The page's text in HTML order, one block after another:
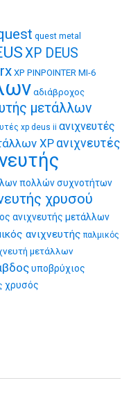
quest metal
XP DEUS
XP PINPOINTER MI-6
αδιάβροχος
μετάλλων
xp deus ii ανιχνευτές
XP ανιχνευτές
πολλών συχνοτήτων
χρυσού
ανιχνευτής μετάλλων
ανιχνευτής παλμικός
μετάλλων
υποβρύχιος
χρυσός